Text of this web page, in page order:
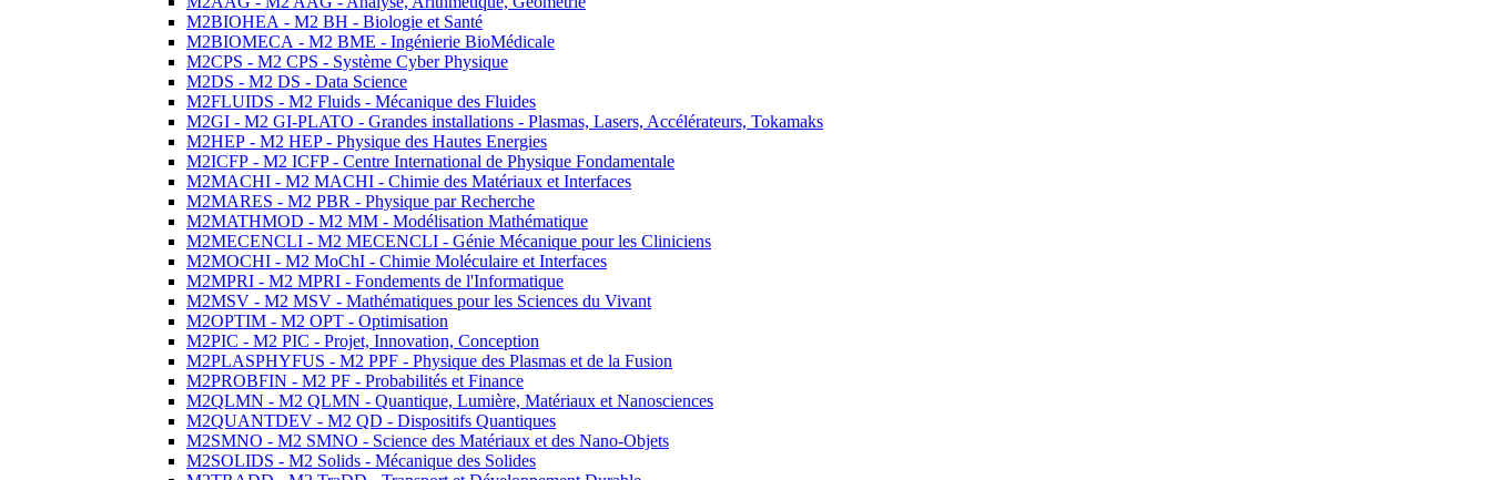
M2BIOHEA - M2 BH - Biologie et Santé
M2BIOMECA - M2 BME - Ingénierie BioMédicale
M2CPS - M2 CPS - Système Cyber Physique
M2DS - M2 DS - Data Science
M2FLUIDS - M2 Fluids - Mécanique des Fluides
M2GI - M2 GI-PLATO - Grandes installations - Plasmas, Lasers, Accélérateurs, Tokamaks
M2HEP - M2 HEP - Physique des Hautes Energies
M2ICFP - M2 ICFP - Centre International de Physique Fondamentale
M2MACHI - M2 MACHI - Chimie des Matériaux et Interfaces
M2MARES - M2 PBR - Physique par Recherche
M2MATHMOD - M2 MM - Modélisation Mathématique
M2MECENCLI - M2 MECENCLI - Génie Mécanique pour les Cliniciens
M2MOCHI - M2 MoChI - Chimie Moléculaire et Interfaces
M2MPRI - M2 MPRI - Fondements de l'Informatique
M2MSV - M2 MSV - Mathématiques pour les Sciences du Vivant
M2OPTIM - M2 OPT - Optimisation
M2PIC - M2 PIC - Projet, Innovation, Conception
M2PLASPHYFUS - M2 PPF - Physique des Plasmas et de la Fusion
M2PROBFIN - M2 PF - Probabilités et Finance
M2QLMN - M2 QLMN - Quantique, Lumière, Matériaux et Nanosciences
M2QUANTDEV - M2 QD - Dispositifs Quantiques
M2SMNO - M2 SMNO - Science des Matériaux et des Nano-Objets
M2SOLIDS - M2 Solids - Mécanique des Solides